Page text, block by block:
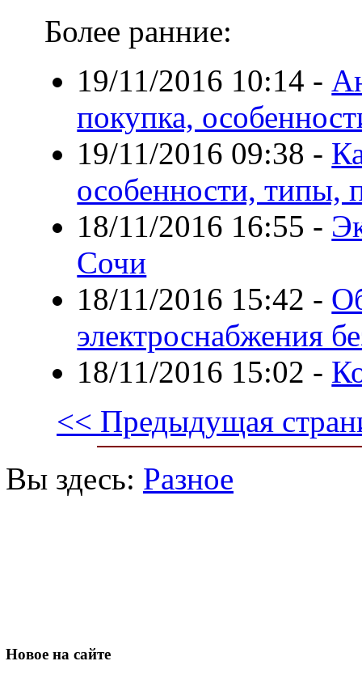
Более ранние:
19/11/2016 10:14 -
покупка,
19/11/2016 09:38 -
особенности, типы,
18/11/2016 16:55 -
Сочи
18/11/2016 15:42 -
электроснабжения
18/11/2016 15:02 -
<< Предыдущая
Вы здесь: Разное
Новое на сайте